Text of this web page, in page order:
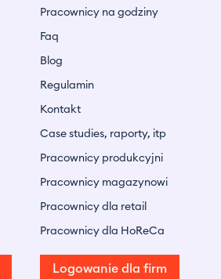
Pracownicy na godziny
Faq
Blog
Regulamin
Kontakt
Case studies, raporty, itp
Pracownicy produkcyjni
Pracownicy magazynowi
Pracownicy dla retail
Pracownicy dla HoReCa
Logowanie dla firm